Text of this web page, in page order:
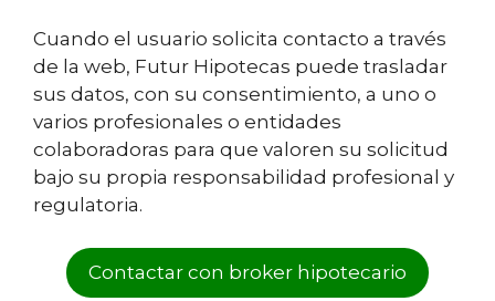
Cuando el usuario solicita contacto a través
de la web, Futur Hipotecas puede trasladar
sus datos, con su consentimiento, a uno o
varios profesionales o entidades
colaboradoras para que valoren su solicitud
bajo su propia responsabilidad profesional y
regulatoria.
Contactar con broker hipotecario